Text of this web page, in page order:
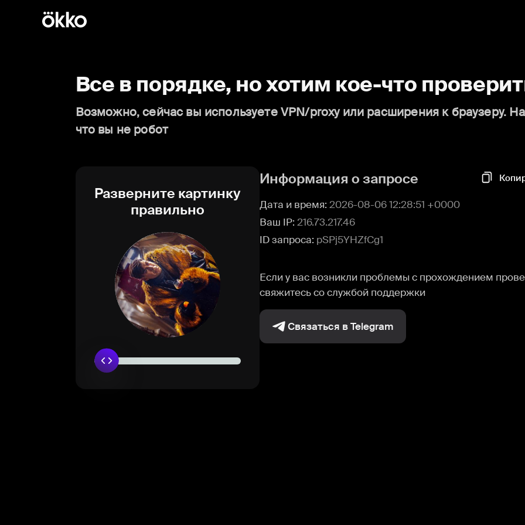
Все в порядке, но хотим кое-что
Возможно, сейчас вы используете VPN/proxy или расширения к браузеру.
что вы не робот
Разверните картинку
правильно
Информация о запросе
Дата и время: 2026-08-06 12:28:51 +0000
Ваш IP: 216.73.217.46
ID запроса: pSPj5YHZfCg1
Если у вас возникли проблемы с прохождением
свяжитесь со службой поддержки
Связаться в Telegram